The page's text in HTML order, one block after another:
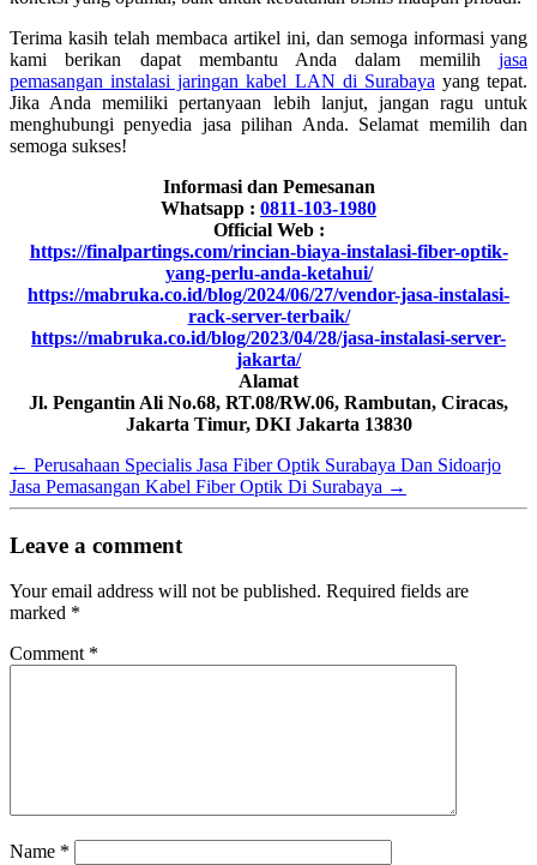
Terima kasih telah membaca artikel ini, dan semoga informasi yang
kami berikan dapat membantu Anda dalam memilih jasa
pemasangan instalasi jaringan kabel LAN di Surabaya yang tepat.
Jika Anda memiliki pertanyaan lebih lanjut, jangan ragu untuk
menghubungi penyedia jasa pilihan Anda. Selamat memilih dan
semoga sukses!
Informasi dan Pemesanan
Whatsapp : 0811-103-1980
Official Web :
https://finalpartings.com/rincian-biaya-instalasi-fiber-optik-
yang-perlu-anda-ketahui/
https://mabruka.co.id/blog/2024/06/27/vendor-jasa-instalasi-
rack-server-terbaik/
https://mabruka.co.id/blog/2023/04/28/jasa-instalasi-server-
jakarta/
Alamat
Jl. Pengantin Ali No.68, RT.08/RW.06, Rambutan, Ciracas,
Jakarta Timur, DKI Jakarta 13830
← Perusahaan Specialis Jasa Fiber Optik Surabaya Dan Sidoarjo
Jasa Pemasangan Kabel Fiber Optik Di Surabaya →
Leave a comment
Your email address will not be published. Required fields are
marked *
Comment *
Name *